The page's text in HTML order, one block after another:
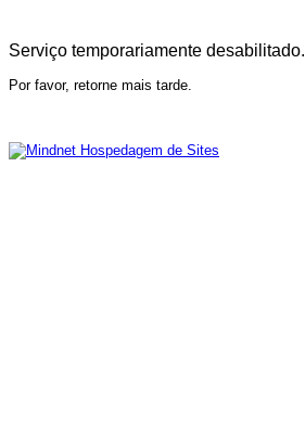
Serviço temporariamente desabilitado.
Por favor, retorne mais tarde.